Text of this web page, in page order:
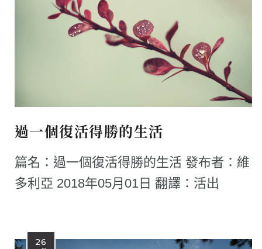
過一個復活得勝的生活
篇名：過一個復活得勝的生活 發布者：維
多利亞 2018年05月01日 翻譯：活出
26